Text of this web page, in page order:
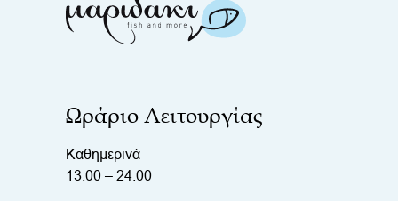
Ωράριο Λειτουργίας
Καθημερινά
13:00 – 24:00